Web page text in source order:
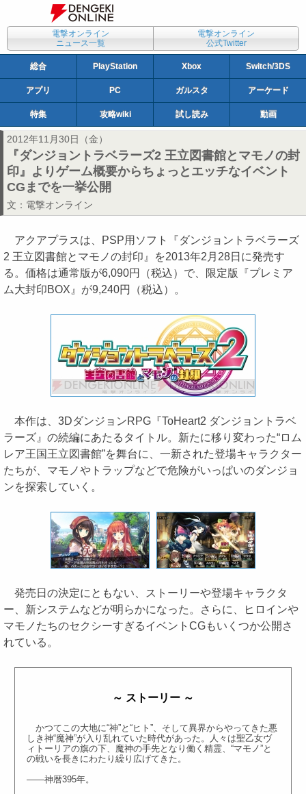
電撃オンライン
ニュース一覧
電撃オンライン
公式Twitter
総合 PlayStation Xbox Switch/3DS
アプリ PC ガルスタ アーケード
特集 攻略wiki 試し読み 動画
2012年11月30日（金）
『ダンジョントラベラーズ2 王立図書館とマモノの封
印』よりゲーム概要からちょっとエッチなイベント
CGまでを一挙公開
文： 電撃オンライン
アクアプラスは、PSP用ソフト『ダンジョントラベラーズ
2 王立図書館とマモノの封印』を2013年2月28日に発売す
る。価格は通常版が6,090円（税込）で、限定版『プレミア
ム大封印BOX』が9,240円（税込）。
本作は、3DダンジョンRPG『ToHeart2 ダンジョントラベ
ラーズ』の続編にあたるタイトル。新たに移り変わった“ロム
レア王国王立図書館”を舞台に、一新された登場キャラクター
たちが、マモノやトラップなどで危険がいっぱいのダンジョ
ンを探索していく。
発売日の決定にともない、ストーリーや登場キャラクタ
ー、新システムなどが明らかになった。さらに、ヒロインや
マモノたちのセクシーすぎるイベントCGもいくつか公開さ
れている。
～ ストーリー ～
かつてこの大地に“神”と“ヒト”、そして異界からやってきた悪
しき神“魔神”が入り乱れていた時代があった。人々は聖乙女ヴ
ィトーリアの旗の下、魔神の手先となり働く精霊、“マモノ”と
の戦いを長きにわたり繰り広げてきた。
――神暦395年。